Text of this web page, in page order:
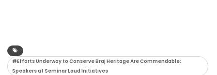
#Efforts Underway to Conserve Braj Heritage Are Commendable:
Speakers at Seminar Laud Initiatives